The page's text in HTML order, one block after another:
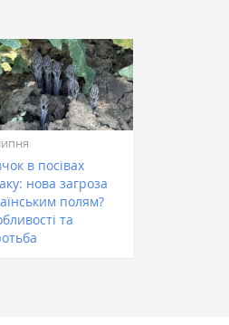
в посівах
нова загроза
полям?
та